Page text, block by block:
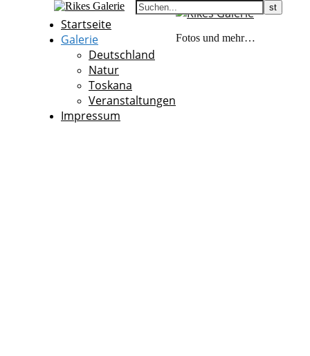
Startseite
Galerie
Deutschland
Natur
Toskana
Veranstaltungen
Impressum
Fotos und mehr…